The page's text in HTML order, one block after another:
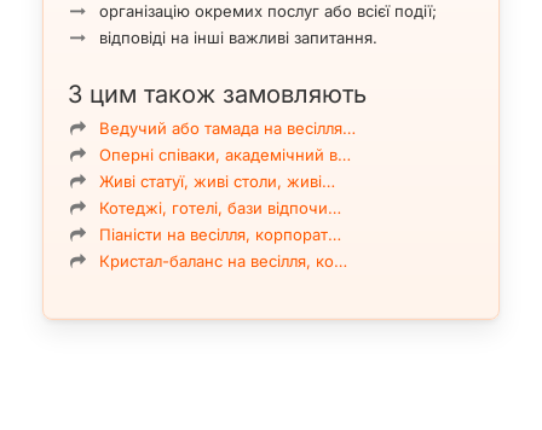
організацію окремих послуг або всієї події;
відповіді на інші важливі запитання.
З цим також замовляють
Ведучий або тамада на весілля…
Оперні співаки, академічний в…
Живі статуї, живі столи, живі…
Котеджі, готелі, бази відпочи…
Піаністи на весілля, корпорат…
Кристал-баланс на весілля, ко…